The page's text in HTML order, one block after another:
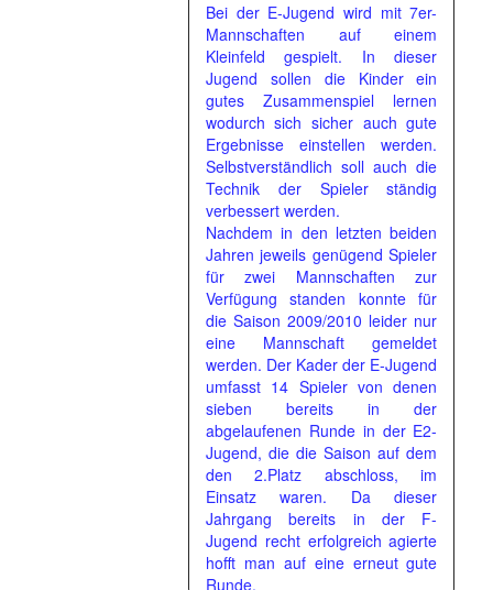
Bei der E-Jugend wird mit 7er-
Mannschaften auf einem
Kleinfeld gespielt. In dieser
Jugend sollen die Kinder ein
gutes Zusammenspiel lernen
wodurch sich sicher auch gute
Ergebnisse einstellen werden.
Selbstverständlich soll auch die
Technik der Spieler ständig
verbessert werden.
Nachdem in den letzten beiden
Jahren jeweils genügend Spieler
für zwei Mannschaften zur
Verfügung standen konnte für
die Saison 2009/2010 leider nur
eine Mannschaft gemeldet
werden. Der Kader der E-Jugend
umfasst 14 Spieler von denen
sieben bereits in der
abgelaufenen Runde in der E2-
Jugend, die die Saison auf dem
den 2.Platz abschloss, im
Einsatz waren. Da dieser
Jahrgang bereits in der F-
Jugend recht erfolgreich agierte
hofft man auf eine erneut gute
Runde.